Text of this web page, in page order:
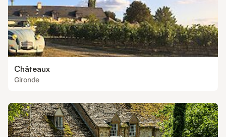
Châteaux
Gironde